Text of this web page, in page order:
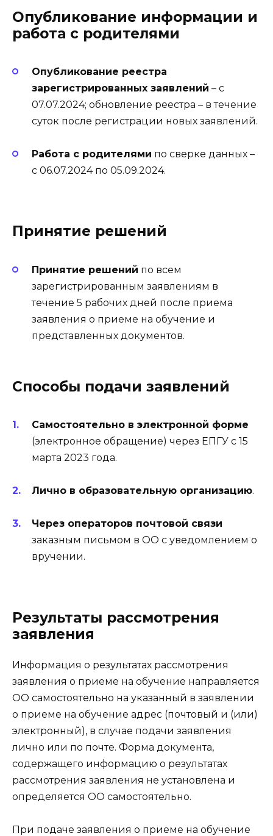
Опубликование информации и
работа с родителями
Опубликование реестра
зарегистрированных заявлений – с
07.07.2024; обновление реестра – в течение
суток после регистрации новых заявлений.
Работа с родителями по сверке данных –
с 06.07.2024 по 05.09.2024.
Принятие решений
Принятие решений по всем
зарегистрированным заявлениям в
течение 5 рабочих дней после приема
заявления о приеме на обучение и
представленных документов.
Способы подачи заявлений
Самостоятельно в электронной форме
(электронное обращение) через ЕПГУ с 15
марта 2023 года.
Лично в образовательную организацию.
Через операторов почтовой связи
заказным письмом в ОО с уведомлением о
вручении.
Результаты рассмотрения
заявления
Информация о результатах рассмотрения
заявления о приеме на обучение направляется
ОО самостоятельно на указанный в заявлении
о приеме на обучение адрес (почтовый и (или)
электронный), в случае подачи заявления
лично или по почте. Форма документа,
содержащего информацию о результатах
рассмотрения заявления не установлена и
определяется ОО самостоятельно.
При подаче заявления о приеме на обучение